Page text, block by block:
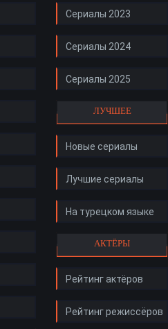
Сериалы 2023
Сериалы 2024
Сериалы 2025
ЛУЧШЕЕ
Новые сериалы
Лучшие сериалы
На турецком языке
АКТЁРЫ
Рейтинг актёров
Рейтинг режиссёров